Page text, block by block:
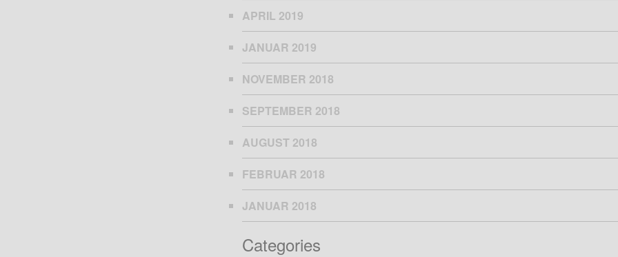
APRIL 2019
JANUAR 2019
NOVEMBER 2018
SEPTEMBER 2018
AUGUST 2018
FEBRUAR 2018
JANUAR 2018
Categories